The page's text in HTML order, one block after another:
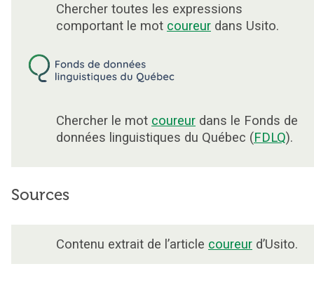
Chercher toutes les expressions
comportant le mot coureur dans Usito.
Chercher le mot coureur dans le Fonds de
données linguistiques du Québec (FDLQ).
Sources
Contenu extrait de l’article coureur d’Usito.